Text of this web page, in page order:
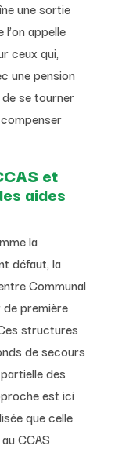
une sortie
appelle
ceux qui,
une pension
se tourner
et
aides
la
défaut, la
Communal
de première
structures
de secours
des
est ici
que celle
CCAS